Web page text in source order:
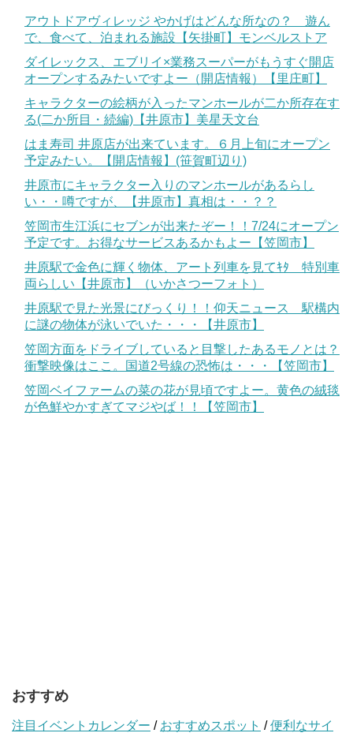
アウトドアヴィレッジ やかげはどんな所なの？ 遊ん
で、食べて、泊まれる施設【矢掛町】モンベルストア
ダイレックス、エブリイ×業務スーパーがもうすぐ開店
オープンするみたいですよー（開店情報）【里庄町】
キャラクターの絵柄が入ったマンホールが二か所存在す
る(二か所目・続編)【井原市】美星天文台
はま寿司 井原店が出来ています。６月上旬にオープン
予定みたい。【開店情報】(笹賀町辺り)
井原市にキャラクター入りのマンホールがあるらし
い・・噂ですが、【井原市】真相は・・？？
笠岡市生江浜にセブンが出来たぞー！！7/24にオープン
予定です。お得なサービスあるかもよー【笠岡市】
井原駅で金色に輝く物体、アート列車を見てｷﾀ 特別車
両らしい【井原市】（いかさつーフォト）
井原駅で見た光景にびっくり！！仰天ニュース 駅構内
に謎の物体が泳いでいた・・・【井原市】
笠岡方面をドライブしていると目撃したあるモノとは？
衝撃映像はここ。国道2号線の恐怖は・・・【笠岡市】
笠岡ベイファームの菜の花が見頃ですよー。黄色の絨毯
が色鮮やかすぎてマジやば！！【笠岡市】
おすすめ
注目イベントカレンダー / おすすめスポット /便利なサイ